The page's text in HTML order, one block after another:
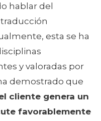
hablar del
traducción
esta se ha
y valoradas por
demostrado que
cliente genera un
favorablemente